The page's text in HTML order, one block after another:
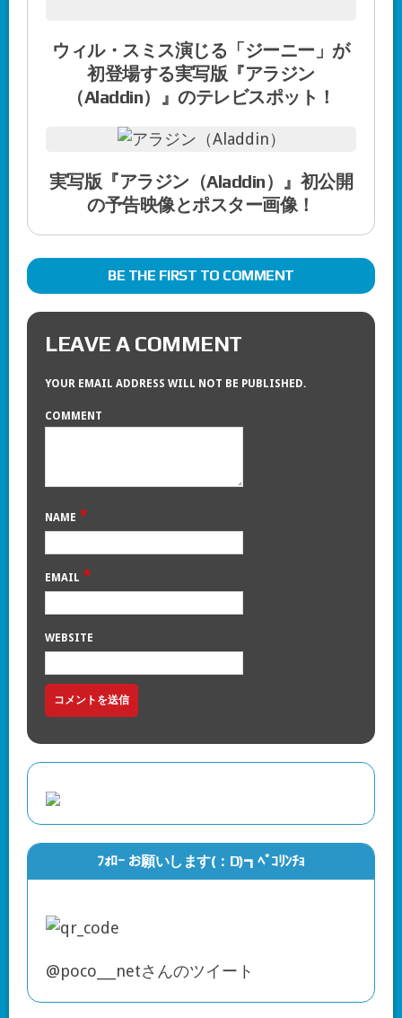
ウィル・スミス演じる「ジーニー」が
初登場する実写版『アラジン
（Aladdin）』のテレビスポット！
実写版『アラジン（Aladdin）』初公開
の予告映像とポスター画像！
BE THE FIRST TO COMMENT
LEAVE A COMMENT
YOUR EMAIL ADDRESS WILL NOT BE PUBLISHED.
COMMENT
NAME *
EMAIL *
WEBSITE
ﾌｫﾛｰ お願いします(：D)┓ﾍﾟｺﾘﾝﾁｮ
@poco___netさんのツイート